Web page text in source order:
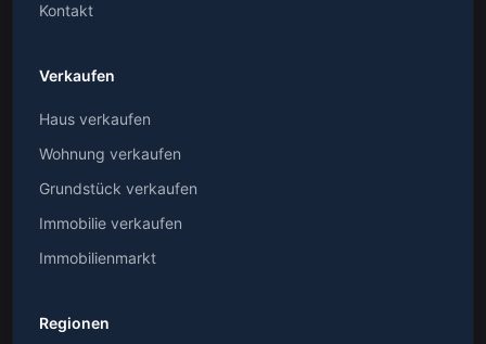
Kontakt
Verkaufen
Haus verkaufen
Wohnung verkaufen
Grundstück verkaufen
Immobilie verkaufen
Immobilienmarkt
Regionen